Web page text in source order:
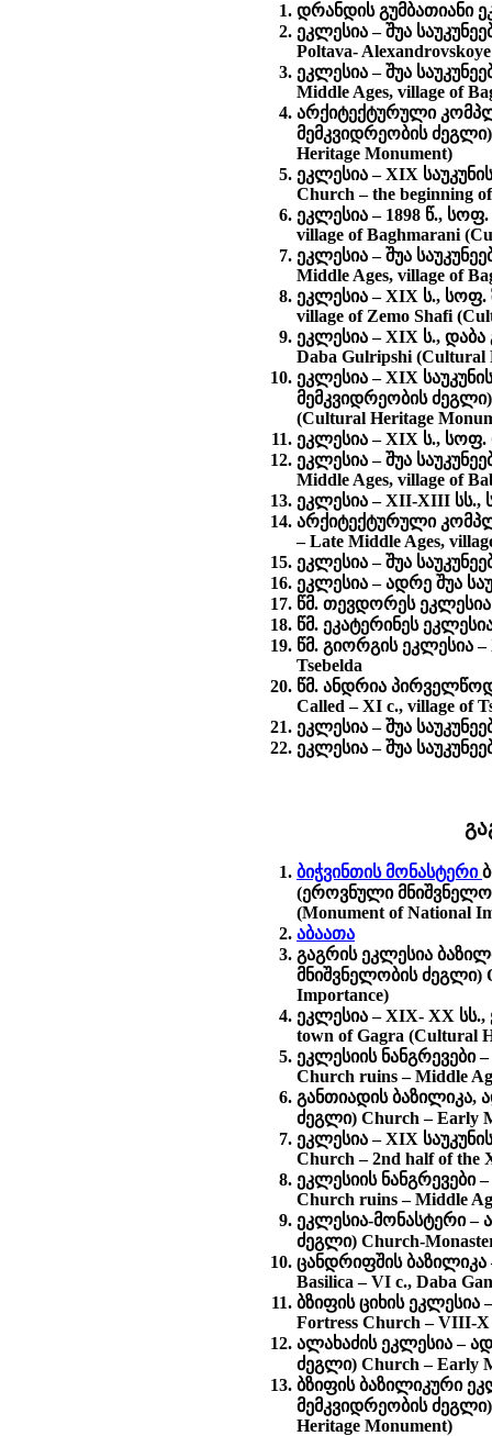
დრანდის გუმბათიანი
ეკლესია – შუა
Poltava- Alexandrovskoye
ეკლესია – შუა
Middle Ages, village of
არქიტექტურული
მემკვიდრეობის ძეგლი)
Heritage Monument)
ეკლესია – XIX
Church – the beginning
ეკლესია – 1898 წ.,
village of Baghmarani
ეკლესია – შუა
Middle Ages, village of
ეკლესია – XIX ს.,
village of Zemo Shafi
ეკლესია – XIX ს.,
Daba Gulripshi (Cultural
ეკლესია – XIX
მემკვიდრეობის ძეგლი)
(Cultural Heritage
ეკლესია – XIX ს., სოფ.
ეკლესია – შუა
Middle Ages, village of
ეკლესია – XII-XIII სს.,
არქიტექტურული
– Late Middle Ages,
ეკლესია – შუა
ეკლესია – ადრე შუა
წმ. თევდორეს ეკლესია
წმ. ეკატერინეს
წმ. გიორგის ეკლესია
Tsebelda
წმ. ანდრია
Called – XI c., village of
ეკლესია – შუა
ეკლესია – შუა
ბიჭვინთის მონასტერი
(ეროვნული
(Monument of National
აბაათა
გაგრის ეკლესია
მნიშვნელობის ძეგლი)
Importance)
ეკლესია – XIX- XX
town of Gagra (Cultural
ეკლესიის ნანგრევები
Church ruins – Middle
განთიადის ბაზილიკა,
ძეგლი) Church – Early
ეკლესია – XIX
Church – 2nd half of the
ეკლესიის ნანგრევები
Church ruins – Middle
ეკლესია-მონასტერი –
ძეგლი) Church-
ცანდრიფშის
Basilica – VI c., Daba
ბზიფის ციხის
Fortress Church – VIII-X
ალახაძის ეკლესია –
ძეგლი) Church – Early
ბზიფის ბაზილიკური
მემკვიდრეობის ძეგლი)
Heritage Monument)